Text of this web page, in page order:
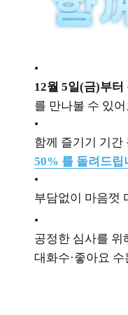
•
12월 5일(금)부터
를 만나볼 수 있어
•
함께 즐기기 기간
50% 를 돌려드립
•
부담없이 마음껏
•
공정한 심사를 위
대화수·좋아요